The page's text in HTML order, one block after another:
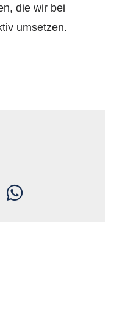
die wir bei
umsetzen.